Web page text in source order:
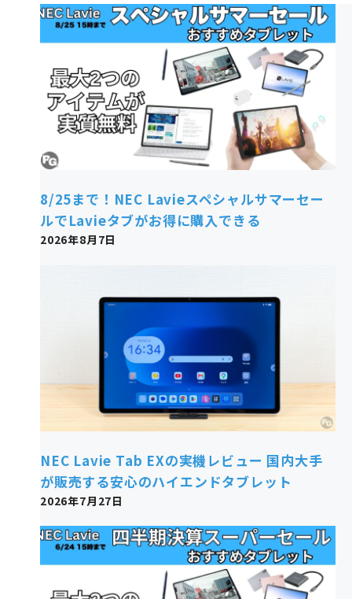
8/25まで！NEC Lavieスペシャルサマーセー
ルでLavieタブがお得に購入できる
2026年8月7日
NEC Lavie Tab EXの実機レビュー 国内大手
が販売する安心のハイエンドタブレット
2026年7月27日